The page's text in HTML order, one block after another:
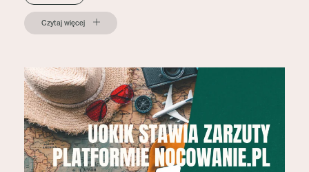
Czytaj więcej